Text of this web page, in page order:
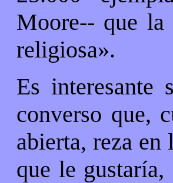
Moore-- que la
religiosa».
Es interesante
converso que,
abierta, reza en
que le